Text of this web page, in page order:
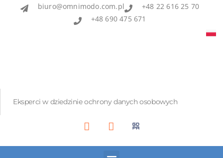
biuro@omnimodo.com.pl
+48 22 616 25 70
+48 690 475 671
Eksperci w dziedzinie ochrony danych osobowych